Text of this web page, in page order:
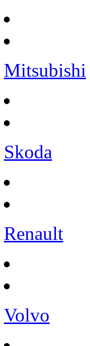
Mitsubishi
Skoda
Renault
Volvo